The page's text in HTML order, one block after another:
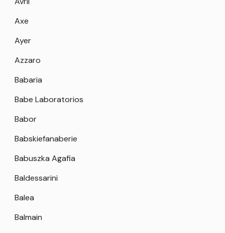
Axe
Ayer
Azzaro
Babaria
Babe Laboratorios
Babor
Babskiefanaberie
Babuszka Agafia
Baldessarini
Balea
Balmain